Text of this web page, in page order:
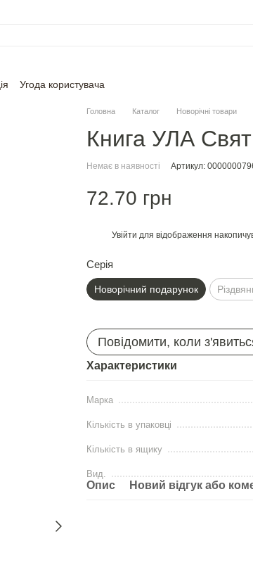
Угода користувача
Головна Каталог Новорічні товари
Книга УЛА
Немає в наявності Артикул:
72.70 грн
Увійти для відображення
Серія
Новорiчний подарунок
Повідомити, коли
Характеристики
Марка
Кількість в упаковці
Кількість в ящику
Вид.
Опис Новий відгук або